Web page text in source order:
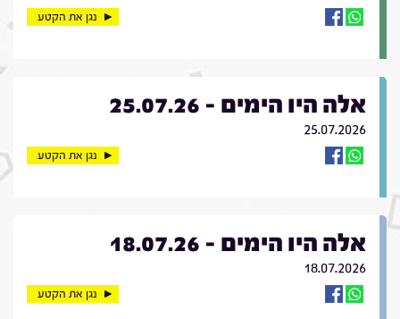
נגן את הקטע
אלה היו הימים - 25.07.26
25.07.2026
נגן את הקטע
אלה היו הימים - 18.07.26
18.07.2026
נגן את הקטע